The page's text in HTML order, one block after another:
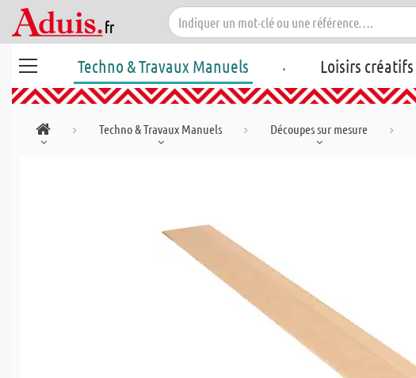
Techno & Travaux Manuels . Loisirs créatifs
Techno & Travaux Manuels Découpes sur mesure